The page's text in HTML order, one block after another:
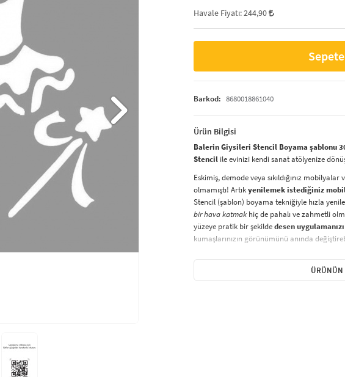
Havale Fiyatı:244,90
Barkod: 8680018861040
Ürün Bilgisi
Balerin Giysileri Stencil Boyama şablonu
Stencil ile evinizi kendi sanat atölyenize
Eskimiş, demode veya sıkıldığınız
olmamıştı! Artıkyenilemek istediğiniz
Stencil (şablon) boyama tekniğiyle hızla
bir hava katmak hiç de pahalı ve zahmetli
yüzeye pratik bir şekildedesen uygulamanızı
kumaşlarınızın görünümünü anında
sabitleyip, istediğiniz renklerle boyama
boyama seti ile yaratıcı projeler
tekniği, her türlü yüzeyde
ÜRÜNÜN